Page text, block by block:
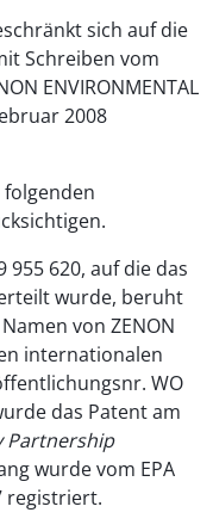
sich auf die
Schreiben vom
ENVIRONMENTAL
2008
folgenden
620, auf die das
wurde, beruht
von ZENON
internationalen
WO
das Patent am
Partnership
wurde vom EPA
registriert.